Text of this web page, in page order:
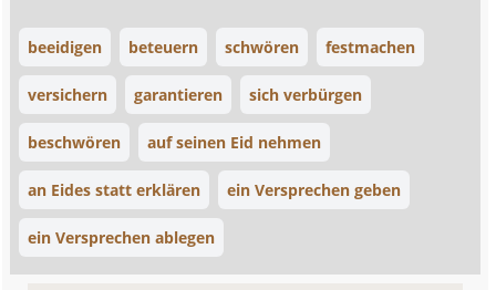
beeidigen beteuern schwören festmachen
versichern garantieren sich verbürgen
beschwören auf seinen Eid nehmen
an Eides statt erklären ein Versprechen geben
ein Versprechen ablegen